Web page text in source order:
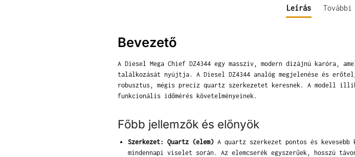
Leírás
Bevezető
A Diesel Mega Chief DZ4344 egy masszív, modern dizájnú karóra,
találkozását nyújtja. A Diesel DZ4344 analóg megjelenése és
robusztus, mégis precíz quartz szerkezetet keresnek. A modell
funkcionális időmérés követelményeinek.
Főbb jellemzők és előnyök
Szerkezet: Quartz (elem)A quartz szerkezet pontos és
mindennapi viselet során. Az elemcserék egyszerűek, hosszú